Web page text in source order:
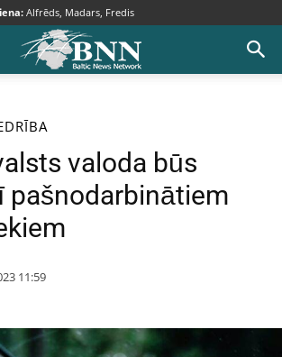
Alfrēds, Madars, Fredis
valoda būs
pašnodarbinātiem
11:59